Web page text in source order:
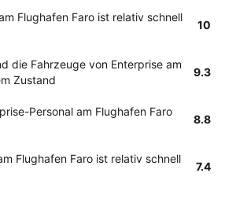
Flughafen Faro ist relativ schnell
10
die Fahrzeuge von Enterprise am
Zustand
9.3
Personal am Flughafen Faro
8.8
Flughafen Faro ist relativ schnell
7.4